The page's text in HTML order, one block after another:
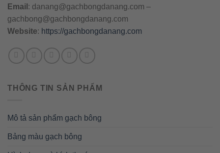
Email : danang@gachbongdanang.com –
gachbong@gachbongdanang.com
Website: https://gachbongdanang.com
THÔNG TIN SẢN PHẨM
Mô tả sản phẩm gạch bông
Bảng màu gạch bông